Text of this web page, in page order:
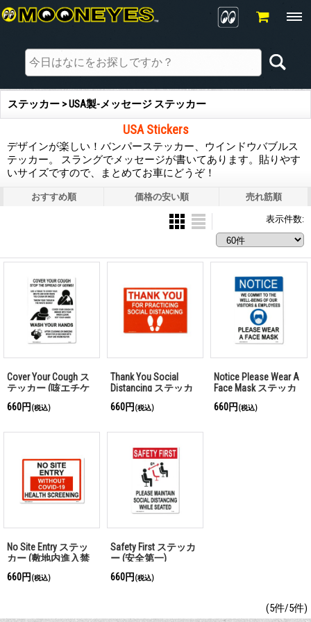
ステッカー > USA製-メッセージ ステッカー
USA Stickers
デザインが楽しい！バンパーステッカー、ウインドウバブルス
テッカー。 スラングでメッセージが書いてあります。貼りやす
いサイズですので、まとめてお車にどうぞ！
おすすめ順 価格の安い順 売れ筋順
表示件数:
Cover Your Cough ス
テッカー (咳エチケ
660円 (税込)
Thank You Social
Distancing ステッカ
スタンスのご協力に
660円 (税込)
Notice Please Wear A
Face Mask ステッカ
着用のお願い)
660円 (税込)
No Site Entry ステッ
カー (敷地内進入禁
660円 (税込)
Safety First ステッカ
ー (安全第一)
660円 (税込)
(5件/5件)